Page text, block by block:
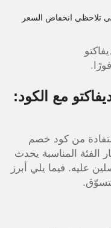
تلاحظي انخفاض السعر
مع الكود:
من كود خصم
الفئة المناسبة يحدث
عليه. فيما يلي أبرز